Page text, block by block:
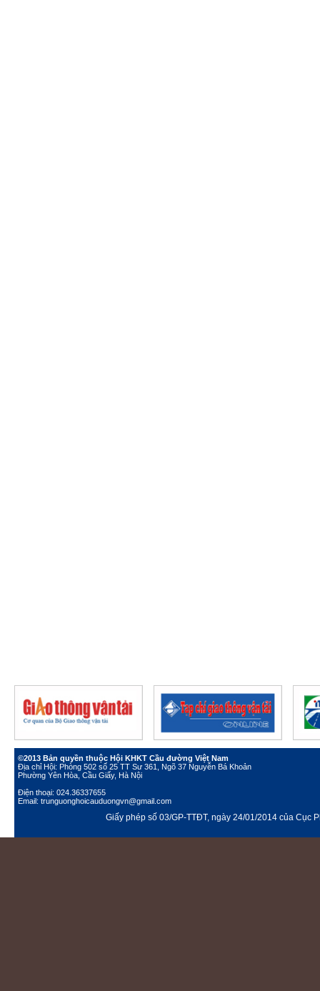
©2013 Bản quyền thuộc Hội KHKT Cầu đường Việt Nam
Địa chỉ Hội: Phòng 502 số 25 TT Sư 361, Ngõ 37 Nguyễn Bá Khoản
Phường Yên Hòa, Cầu Giấy, Hà Nội
Điện thoại: 024.36337655
Email: trunguonghoicauduongvn@gmail.com
Giấy phép số 03/GP-TTĐT, ngày 24/01/2014 của Cục